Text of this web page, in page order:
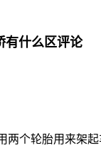
有什么区评论
两个轮胎用来架